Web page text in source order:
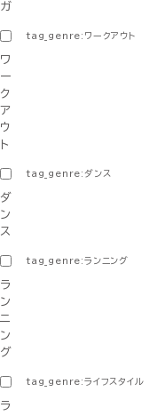
ガ
tag_genre:ワークアウト
ワ
ー
ク
ア
ウ
ト
tag_genre:ダンス
ダ
ン
ス
tag_genre:ランニング
ラ
ン
ニ
ン
グ
tag_genre:ライフスタイル
ラ